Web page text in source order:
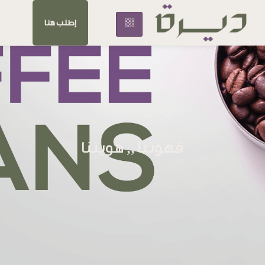
إطلب هنا
قهوتنا ,, هويتنا